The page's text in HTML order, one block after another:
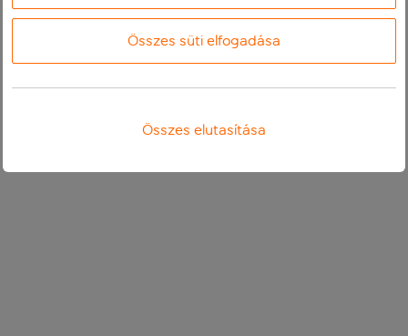
Összes süti elfogadása
Összes elutasítása